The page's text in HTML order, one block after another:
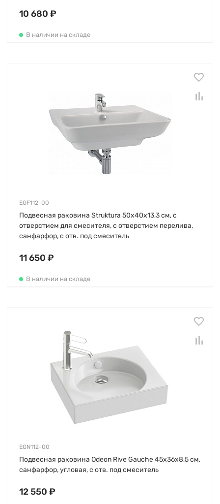
10 680 ₽
В наличии на складе
EGF112-00
Подвесная раковина Struktura 50х40х13,3 см, с
отверстием для смесителя, с отверстием перелива,
санфарфор, с отв. под смеситель
11 650 ₽
В наличии на складе
EGN112-00
Подвесная раковина Odeon Rive Gauche 45х36х8,5 см,
санфарфор, угловая, с отв. под смеситель
12 550 ₽